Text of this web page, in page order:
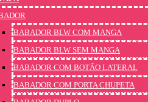
BABADOR BLW COM MANGA
BABADOR BLW SEM MANGA
BABADOR COM BOTÃO LATERAL
BABADOR COM PORTA CHUPETA